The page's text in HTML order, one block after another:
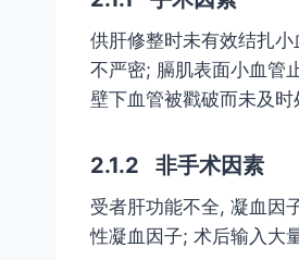
供肝修整时未有效结扎
不严密; 膈肌表面小血管
壁下血管被戳破而未及时
2.1.2 非手术因素
受者肝功能不全, 凝血因
性凝血因子; 术后输入大